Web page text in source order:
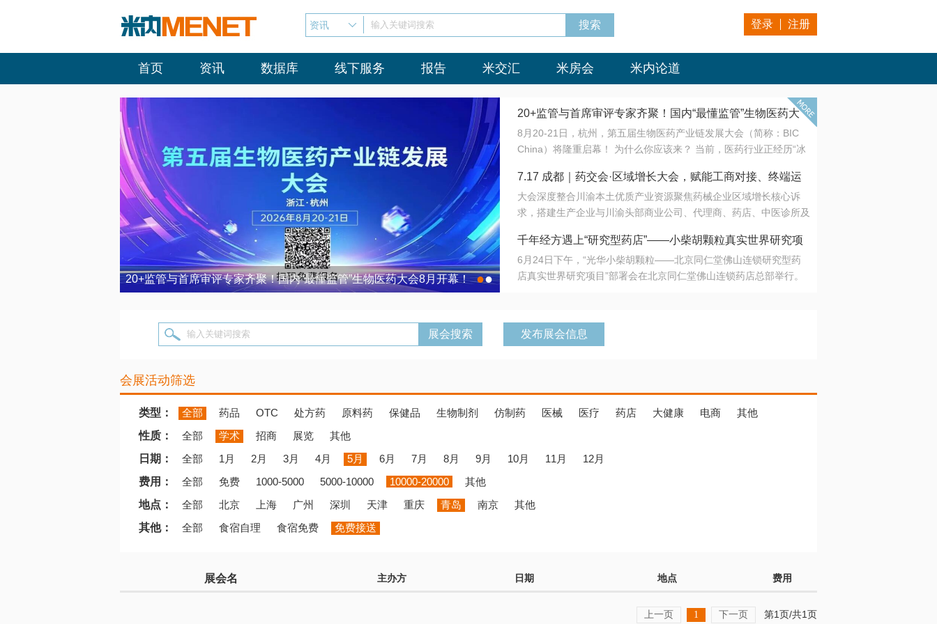
资讯 输入关键词搜索 登录 注册
首页 资讯 数据库 线下服务 报告 米交汇 米房会 米内论道
20+监管与首席审评专家齐聚！国内“最懂监管”生物医药大会8月开幕！ 7.17 成都｜药交会·区域增长大会，赋能工商对接、终端运营
●●
20+监管与首席审评专家齐聚！国内“最懂监管”生物医药大
会8月开幕！
8月20-21日，杭州，第五届生物医药产业链发展大会（简称：BIC
China）将隆重启幕！ 为什么你应该来？ 当前，医药行业正经历“冰
法正重新定义研发效率；另一端是创新药“最后一公里”的支付与入院
难题，呼唤更成熟的产业生态。 同质化“内卷”已无出路，全产业链协
同与出海能力建设才是破局关键。 本届大会以 “重构生态，定义未
算力突围；从中药创新、复杂药物制剂、CGT、多肽与小核酸的技
术攻坚，到CDMO的柔性智造。 我们致力于打破壁垒，让“实验
室”与“生产线”、“研发端”与“支付端”深度对话，更让监管、产业、资
7.17 成都｜药交会·区域增长大会，赋能工商对接、终端运
营
大会深度整合川渝本土优质产业资源聚焦药械企业区域增长核心诉
求，搭建生产企业与川渝头部商业公司、代理商、药店、中医诊所及
域增量份额夯实西南市场战略布局
千年经方遇上“研究型药店”——小柴胡颗粒真实世界研究项
目在北京同仁堂佛山连锁启动
6月24日下午，“光华小柴胡颗粒——北京同仁堂佛山连锁研究型药
店真实世界研究项目”部署会在北京同仁堂佛山连锁药店总部举行。
输入关键词搜索 发布展会信息
会展活动筛选
类型： 全部 药品 OTC 处方药 原料药 保健品 生物制剂 仿制药 医械 医疗 药店 大健康 电商
其他
性质：
全部 学术 招商 展览
其他
日期：
全部 1月 2月 3月 4月 5月 6月 7月 8月 9月 10月 11月
12月
费用：
全部 免费 1000-5000 5000-10000 10000-20000
其他
地点：
全部 北京 上海 广州 深圳 天津 重庆 青岛 南京
其他
其他：
全部 食宿自理 食宿免费 免费接送
展会名 主办方 日期 地点 费用
上一页 1 下一页 第1页/共1页